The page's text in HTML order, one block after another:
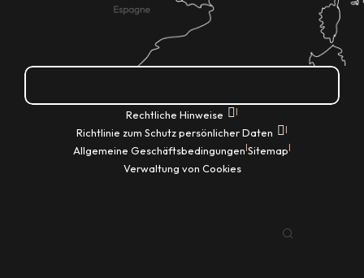
Rechtliche Hinweise |
Richtlinie zum Schutz persönlicher Daten |
Allgemeine Geschäftsbedingungen|Sitemap|
Verwaltung von Cookies